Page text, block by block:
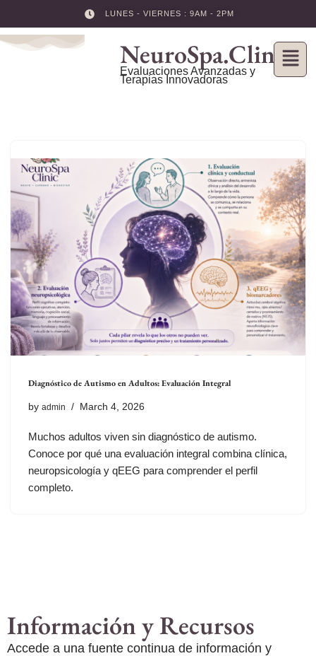
Skip
LUNES - VIERNES : 9AM - 2PM
NeuroSpa.Clinic
Evaluaciones Avanzadas y
Terapias Innovadoras
Diagnóstico de Autismo en Adultos: Evaluación Integral
by admin March 4, 2026
Muchos adultos viven sin diagnóstico de autismo.
Conoce por qué una evaluación integral combina clínica,
neuropsicología y qEEG para comprender el perfil
completo.
Información y Recursos
Accede a una fuente continua de información y